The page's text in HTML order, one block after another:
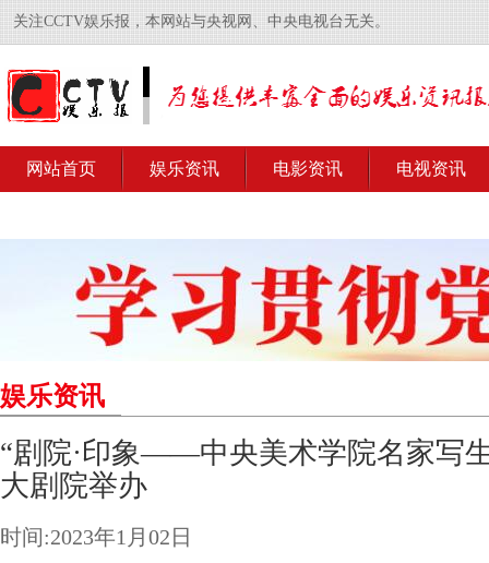
关注CCTV娱乐报，本网站与央视网、中央电视台无关。
网站首页 娱乐资讯 电影资讯 电视资讯
娱乐资讯
“剧院·印象——中央美术学院名家写
大剧院举办
时间:2023年1月02日